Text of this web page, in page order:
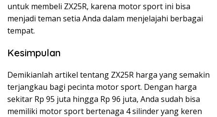
untuk membeli ZX25R, karena motor sport ini bisa
menjadi teman setia Anda dalam menjelajahi berbagai
tempat.
Kesimpulan
Demikianlah artikel tentang ZX25R harga yang semakin
terjangkau bagi pecinta motor sport. Dengan harga
sekitar Rp 95 juta hingga Rp 96 juta, Anda sudah bisa
memiliki motor sport bertenaga 4 silinder yang keren